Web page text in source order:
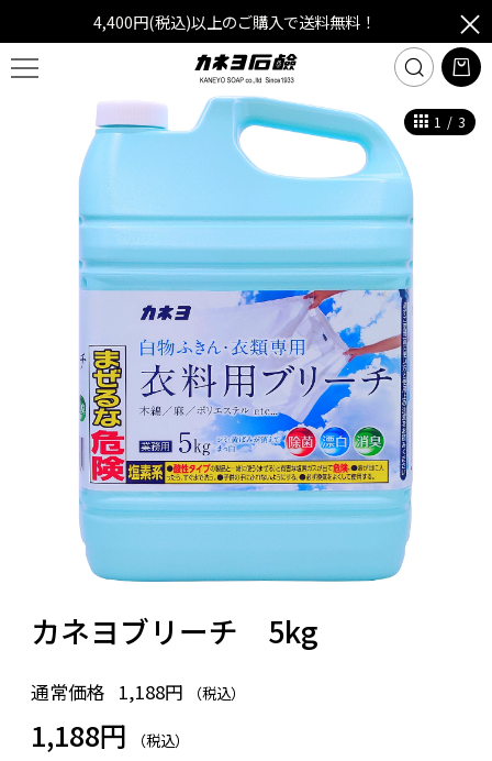
4,400円(税込)以上のご購入で送料無料！
1 / 3
カネヨブリーチ 5kg
通常価格 1,188円 （税込）
1,188円 （税込）